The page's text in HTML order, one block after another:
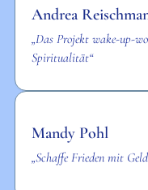
Andrea
„Das Projekt wake-up-
Spiritualität“
Mandy Pohl
„Schaffe Frieden mit